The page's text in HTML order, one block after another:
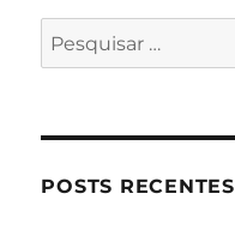
Pesquisar
por:
POSTS RECENTES